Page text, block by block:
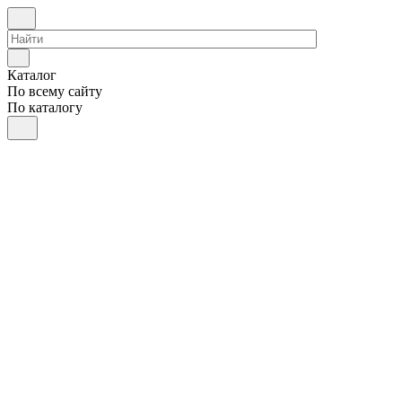
Каталог
По всему сайту
По каталогу